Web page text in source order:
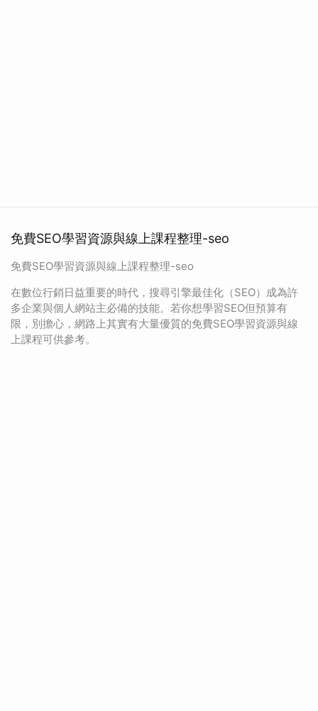
免費SEO學習資源與線上課程整理-seo
免費SEO學習資源與線上課程整理-seo
在數位行銷日益重要的時代，搜尋引擎最佳化（SEO）成為許
多企業與個人網站主必備的技能。若你想學習SEO但預算有
限，別擔心，網路上其實有大量優質的免費SEO學習資源與線
上課程可供參考。